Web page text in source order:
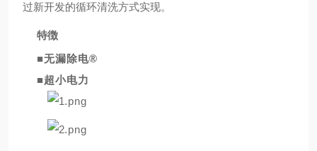
过新开发的循环清洗方式实现。
特徴
■无漏除电®
■超小电力